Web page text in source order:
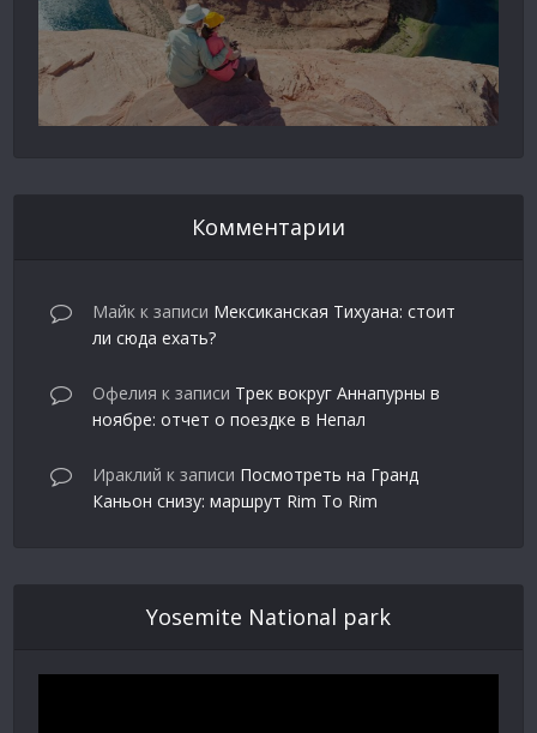
Комментарии
Майк к записи Мексиканская Тихуана: стоит
ли сюда ехать?
Офелия к записи Трек вокруг Аннапурны в
ноябре: отчет о поездке в Непал
Ираклий к записи Посмотреть на Гранд
Каньон снизу: маршрут Rim To Rim
Yosemite National park